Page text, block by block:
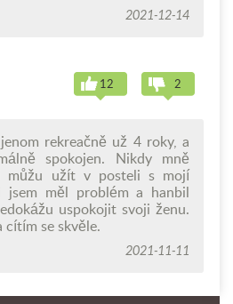
2021-12-14
12 2
rekreačně už 4 roky, a
spokojen. Nikdy mně
můžu užít v posteli s mojí
jsem měl problém a hanbil
uspokojit svoji ženu.
cítím se skvěle.
2021-11-11